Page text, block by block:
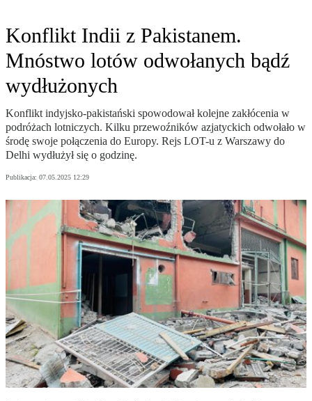
Konflikt Indii z Pakistanem.
Mnóstwo lotów odwołanych bądź
wydłużonych
Konflikt indyjsko-pakistański spowodował kolejne zakłócenia w
podróżach lotniczych. Kilku przewoźników azjatyckich odwołało w
środę swoje połączenia do Europy. Rejs LOT-u z Warszawy do
Delhi wydłużył się o godzinę.
Publikacja: 07.05.2025 12:29